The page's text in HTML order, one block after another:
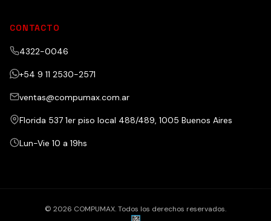
CONTACTO
4322-0046
+54 9 11 2530-2571
ventas@compumax.com.ar
Florida 537 1er piso local 488/489, 1005 Buenos Aires
Lun-Vie 10 a 19hs
© 2026 COMPUMAX. Todos los derechos reservados.